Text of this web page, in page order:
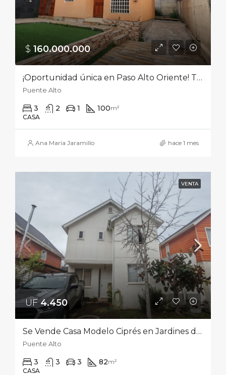
$ 160.000.000‎
¡Oportunidad única en Paso Alto Oriente! Tu hogar ideal te espera.
Puente Alto
3 2 1 100m²
CASA
Ana María Jaramillo hace 1 mes
VENTA
UF4.450‎
Se Vende Casa Modelo Ciprés en Jardines de Vizcachas Camino a San José de Maipo 05879, Puente Alto
Puente Alto
3 3 3 82m²
CASA